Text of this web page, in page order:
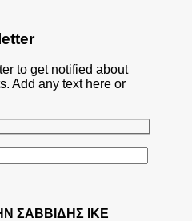
to get notified about
Add any text here or
ΣΑΒΒΙΔΗΣ ΙΚΕ